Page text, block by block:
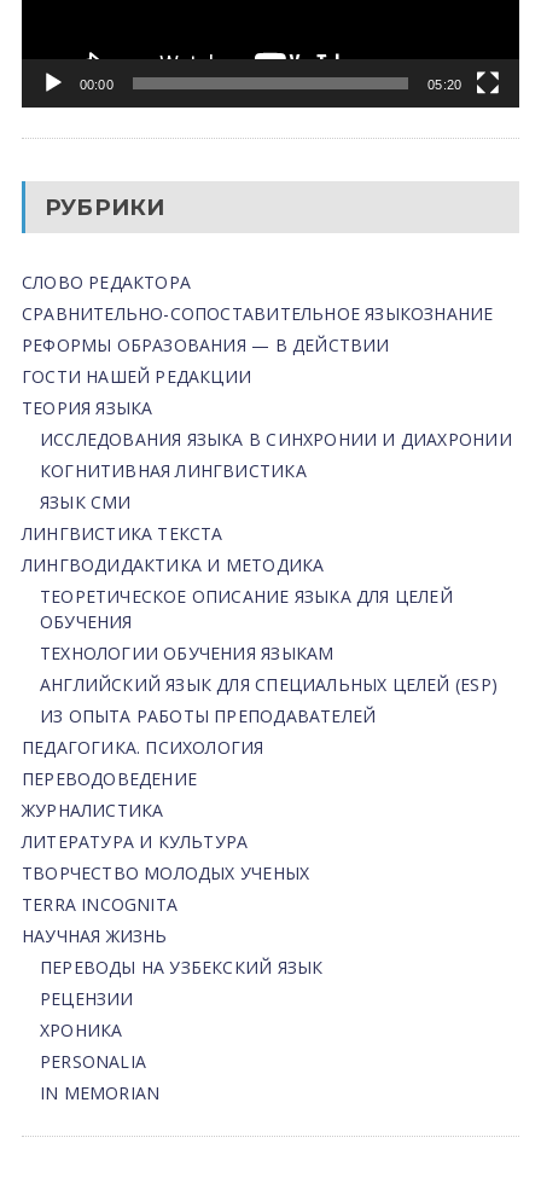
00:00 05:20
РУБРИКИ
СЛОВО РЕДАКТОРА
СРАВНИТЕЛЬНО-СОПОСТАВИТЕЛЬНОЕ ЯЗЫКОЗНАНИЕ
РЕФОРМЫ ОБРАЗОВАНИЯ — В ДЕЙСТВИИ
ГОСТИ НАШЕЙ РЕДАКЦИИ
ТЕОРИЯ ЯЗЫКА
ИССЛЕДОВАНИЯ ЯЗЫКА В СИНХРОНИИ И ДИАХРОНИИ
КОГНИТИВНАЯ ЛИНГВИСТИКА
ЯЗЫК СМИ
ЛИНГВИСТИКА ТЕКСТА
ЛИНГВОДИДАКТИКА И МЕТОДИКА
ТЕОРЕТИЧЕСКОЕ ОПИСАНИЕ ЯЗЫКА ДЛЯ ЦЕЛЕЙ
ОБУЧЕНИЯ
ТЕХНОЛОГИИ ОБУЧЕНИЯ ЯЗЫКАМ
АНГЛИЙСКИЙ ЯЗЫК ДЛЯ СПЕЦИАЛЬНЫХ ЦЕЛЕЙ (ESP)
ИЗ ОПЫТА РАБОТЫ ПРЕПОДАВАТЕЛЕЙ
ПЕДАГОГИКА. ПСИХОЛОГИЯ
ПЕРЕВОДОВЕДЕНИЕ
ЖУРНАЛИСТИКА
ЛИТЕРАТУРА И КУЛЬТУРА
ТВОРЧЕСТВО МОЛОДЫХ УЧЕНЫХ
TERRA INCOGNITA
НАУЧНАЯ ЖИЗНЬ
ПЕРЕВОДЫ НА УЗБЕКСКИЙ ЯЗЫК
РЕЦЕНЗИИ
ХРОНИКА
PERSONALIA
IN MEMORIAN